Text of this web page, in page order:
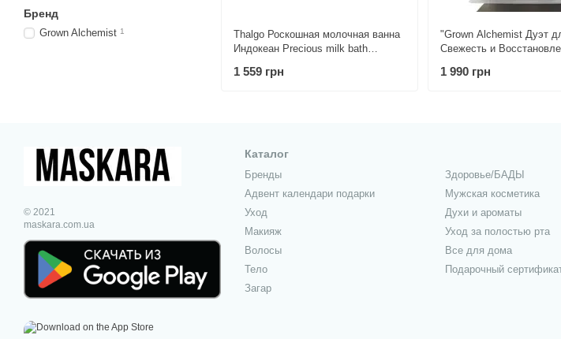
Thalgo Роскошная молочная ванна
Индокеан Precious milk bath
1 559 грн
"Grown Alchemist Дуэт
Свежесть и
Twinset
1 990 грн
Бренд
Grown Alchemist 1
© 2021
maskara.com.ua
Каталог
Бренды
Адвент календари подарки
Уход
Макияж
Волосы
Тело
Загар
Здоровье/БАДЫ
Мужская косметика
Духи и ароматы
Уход за полостью рта
Все для дома
Подарочный